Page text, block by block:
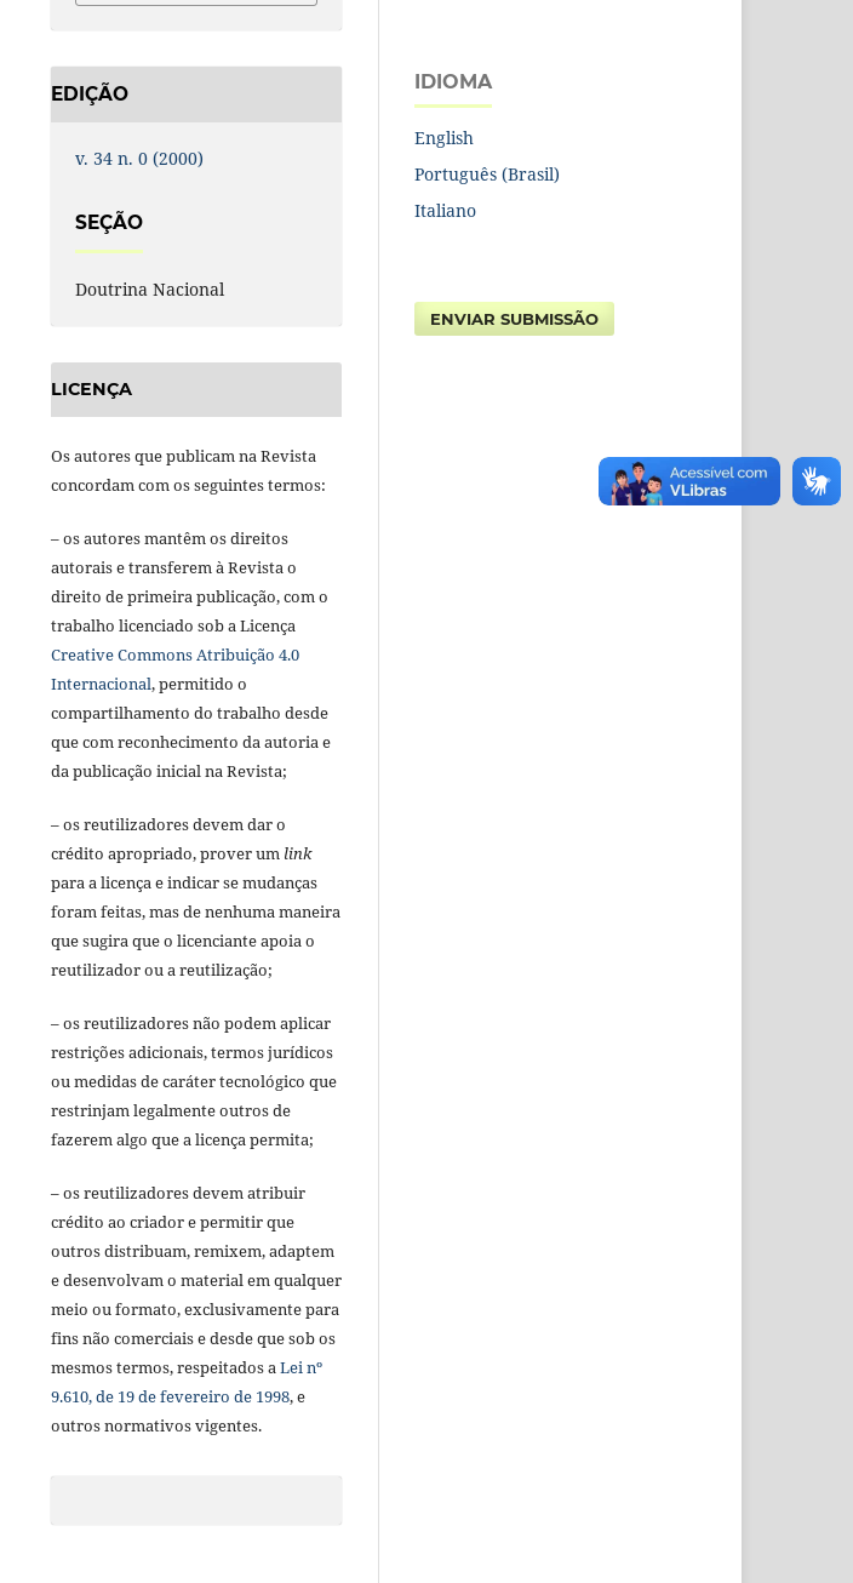
EDIÇÃO
v. 34 n. 0 (2000)
SEÇÃO
Doutrina Nacional
LICENÇA
Os autores que publicam na Revista
concordam com os seguintes termos:
– os autores mantêm os direitos
autorais e transferem à Revista o
direito de primeira publicação, com o
trabalho licenciado sob a Licença
Creative Commons Atribuição 4.0
Internacional, permitido o
compartilhamento do trabalho desde
que com reconhecimento da autoria e
da publicação inicial na Revista;
– os reutilizadores devem dar o
crédito apropriado, prover um link
para a licença e indicar se mudanças
foram feitas, mas de nenhuma maneira
que sugira que o licenciante apoia o
reutilizador ou a reutilização;
– os reutilizadores não podem aplicar
restrições adicionais, termos jurídicos
ou medidas de caráter tecnológico que
restrinjam legalmente outros de
fazerem algo que a licença permita;
– os reutilizadores devem atribuir
crédito ao criador e permitir que
outros distribuam, remixem, adaptem
e desenvolvam o material em qualquer
meio ou formato, exclusivamente para
fins não comerciais e desde que sob os
mesmos termos, respeitados aLei nº
9.610, de 19 de fevereiro de 1998, e
outros normativos vigentes.
IDIOMA
English
Português (Brasil)
Italiano
ENVIAR SUBMISSÃO